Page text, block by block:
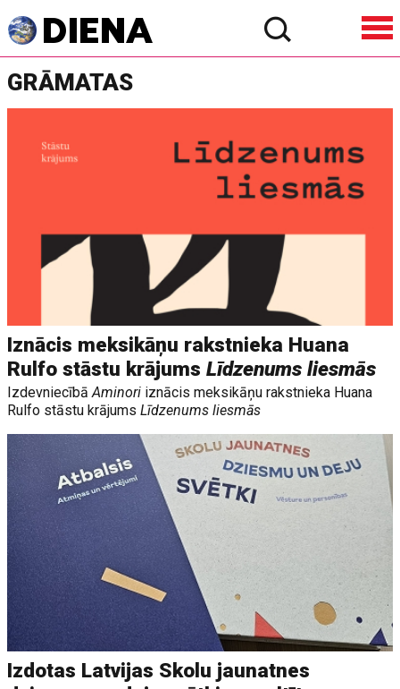
GRĀMATAS
Iznācis meksikāņu rakstnieka Huana
Rulfo stāstu krājumsLīdzenums liesmās
IzdevniecībāAminori iznācis meksikāņu rakstnieka Huana
Rulfo stāstu krājumsLīdzenums liesmās
Izdotas Latvijas Skolu jaunatnes